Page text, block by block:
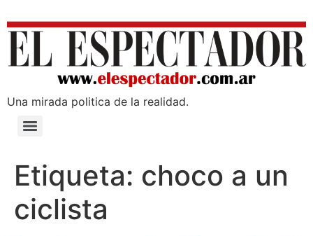
Una mirada poli­tica de la realidad.
Etiqueta: choco a un
ciclista